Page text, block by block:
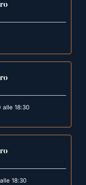
alle 18:30
18:30